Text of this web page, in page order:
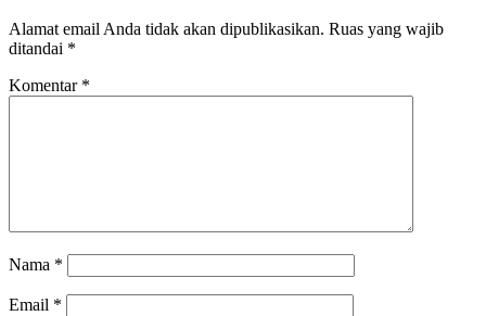
Alamat email Anda tidak akan dipublikasikan. Ruas yang wajib
ditandai *
Komentar *
Nama *
Email *